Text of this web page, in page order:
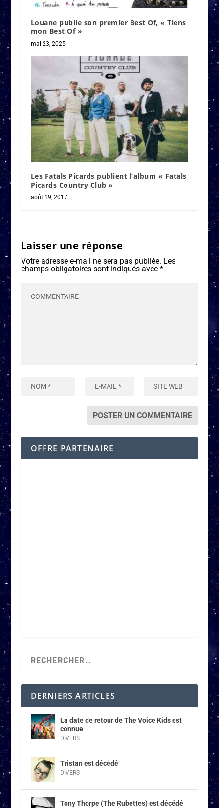
Louane publie son premier Best Of, « Tiens
mon Best Of »
mai 23, 2025
Les Fatals Picards publient l’album « Fatals
Picards Country Club »
août 19, 2017
Laisser une réponse
Votre adresse e-mail ne sera pas publiée. Les
champs obligatoires sont indiqués avec *
OFFRE PARTENAIRE
DERNIERS ARTICLES
La date de retour de The Voice Kids est
connue
DIVERS
Tristan est décédé
DIVERS
Tony Thorpe (The Rubettes) est décédé